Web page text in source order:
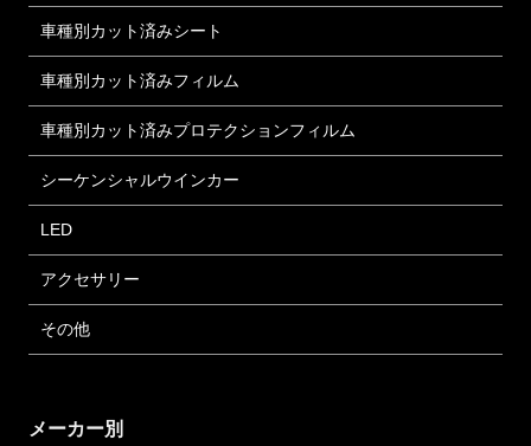
車種別カット済みシート
車種別カット済みフィルム
車種別カット済みプロテクションフィルム
シーケンシャルウインカー
LED
アクセサリー
その他
メーカー別